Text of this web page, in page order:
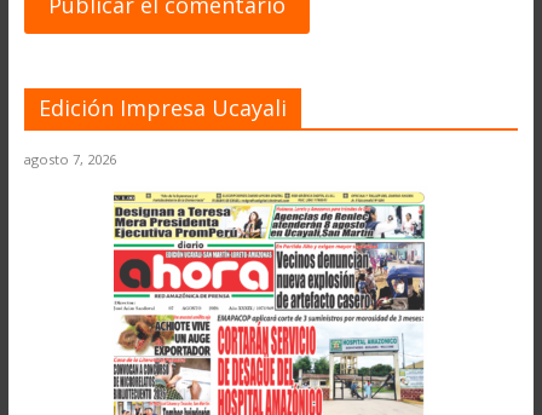
Edición Impresa Ucayali
agosto 7, 2026